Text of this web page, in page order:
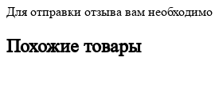
Для отправки отзыва вам необходимо
Похожие товары